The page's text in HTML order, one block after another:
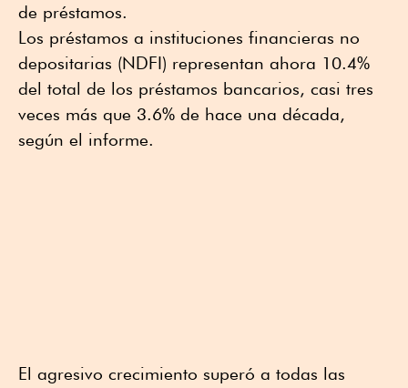
de préstamos.
Los préstamos a instituciones financieras no
depositarias (NDFI) representan ahora 10.4%
del total de los préstamos bancarios, casi tres
veces más que 3.6% de hace una década,
según el informe.
El agresivo crecimiento superó a todas las